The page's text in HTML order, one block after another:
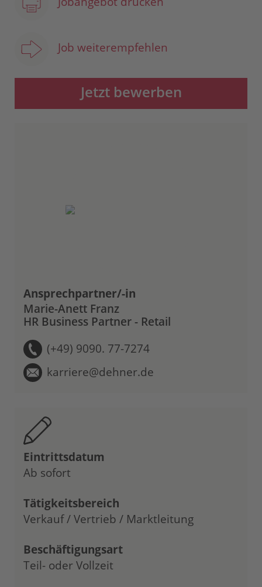
Job weiterempfehlen
Jetzt bewerben
Ansprechpartner/-in
Marie-Anett Franz
HR Business Partner - Retail
(+49) 9090. 77-7274
karriere@dehner.de
Eintrittsdatum
Ab sofort
Tätigkeitsbereich
Verkauf / Vertrieb / Marktleitung
Beschäftigungsart
Teil- oder Vollzeit